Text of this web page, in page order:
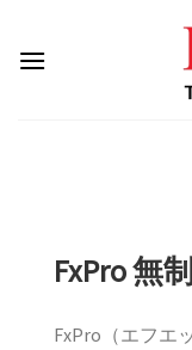
content
FxPro 無
FxPro（エフエ